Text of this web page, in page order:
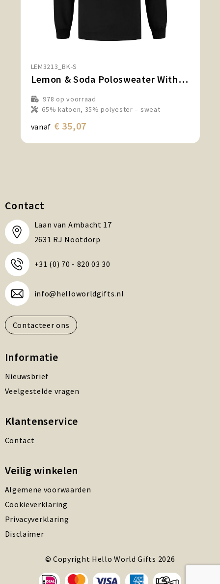
LEM3213_BK-S
Lemon & Soda Polosweater With Open Hem
978 op voorraad
65% katoen, 35% polyester – sweat
vanaf € 35,07
Contact
Laan van Ambacht 17
2631 RJ Nootdorp
+31 (0) 70 - 820 03 30
info@helloworldgifts.nl
Contacteer ons
Informatie
Nieuwsbrief
Veelgestelde vragen
Klantenservice
Contact
Veilig winkelen
Algemene voorwaarden
Cookieverklaring
Privacyverklaring
Disclaimer
© Copyright Hello World Gifts 2026